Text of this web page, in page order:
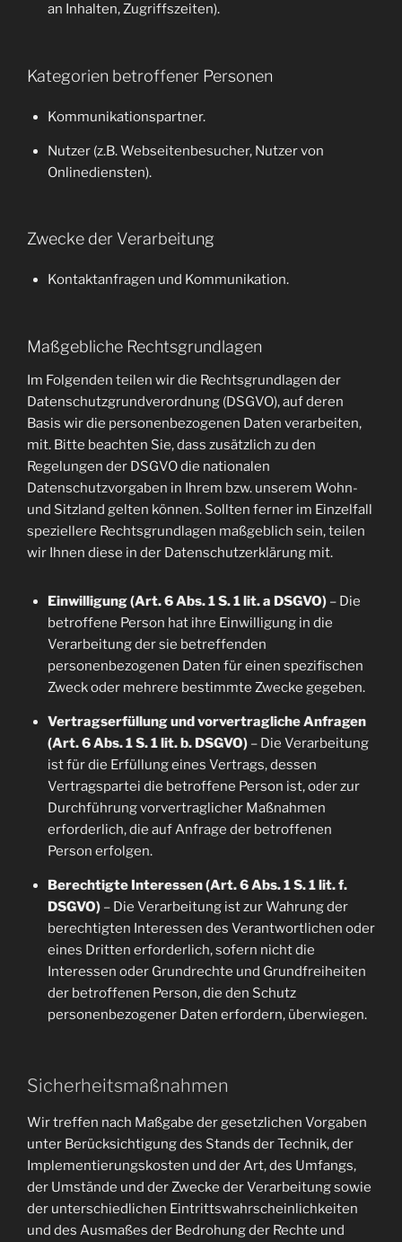
an Inhalten, Zugriffszeiten).
Kategorien betroffener Personen
Kommunikationspartner.
Nutzer (z.B. Webseitenbesucher, Nutzer von
Onlinediensten).
Zwecke der Verarbeitung
Kontaktanfragen und Kommunikation.
Maßgebliche Rechtsgrundlagen
Im Folgenden teilen wir die Rechtsgrundlagen der
Datenschutzgrundverordnung (DSGVO), auf deren
Basis wir die personenbezogenen Daten verarbeiten,
mit. Bitte beachten Sie, dass zusätzlich zu den
Regelungen der DSGVO die nationalen
Datenschutzvorgaben in Ihrem bzw. unserem Wohn-
und Sitzland gelten können. Sollten ferner im Einzelfall
speziellere Rechtsgrundlagen maßgeblich sein, teilen
wir Ihnen diese in der Datenschutzerklärung mit.
Einwilligung (Art. 6 Abs. 1 S. 1 lit. a DSGVO)– Die
betroffene Person hat ihre Einwilligung in die
Verarbeitung der sie betreffenden
personenbezogenen Daten für einen spezifischen
Zweck oder mehrere bestimmte Zwecke gegeben.
Vertragserfüllung und vorvertragliche Anfragen
(Art. 6 Abs. 1 S. 1 lit. b. DSGVO)– Die Verarbeitung
ist für die Erfüllung eines Vertrags, dessen
Vertragspartei die betroffene Person ist, oder zur
Durchführung vorvertraglicher Maßnahmen
erforderlich, die auf Anfrage der betroffenen
Person erfolgen.
Berechtigte Interessen (Art. 6 Abs. 1 S. 1 lit. f.
DSGVO)– Die Verarbeitung ist zur Wahrung der
berechtigten Interessen des Verantwortlichen oder
eines Dritten erforderlich, sofern nicht die
Interessen oder Grundrechte und Grundfreiheiten
der betroffenen Person, die den Schutz
personenbezogener Daten erfordern, überwiegen.
Sicherheitsmaßnahmen
Wir treffen nach Maßgabe der gesetzlichen Vorgaben
unter Berücksichtigung des Stands der Technik, der
Implementierungskosten und der Art, des Umfangs,
der Umstände und der Zwecke der Verarbeitung sowie
der unterschiedlichen Eintrittswahrscheinlichkeiten
und des Ausmaßes der Bedrohung der Rechte und